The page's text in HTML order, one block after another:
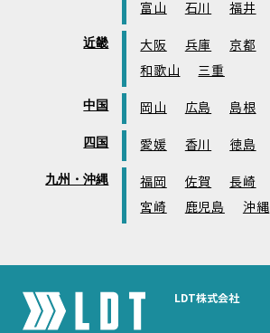
富山
石川 福井
近畿 大阪 兵庫 京都
和歌山
三重
中国 岡山 広島 島根
四国 愛媛 香川 徳島
九州・沖縄 福岡 佐賀 長崎
宮崎
鹿児島 沖縄
LDT株式会社